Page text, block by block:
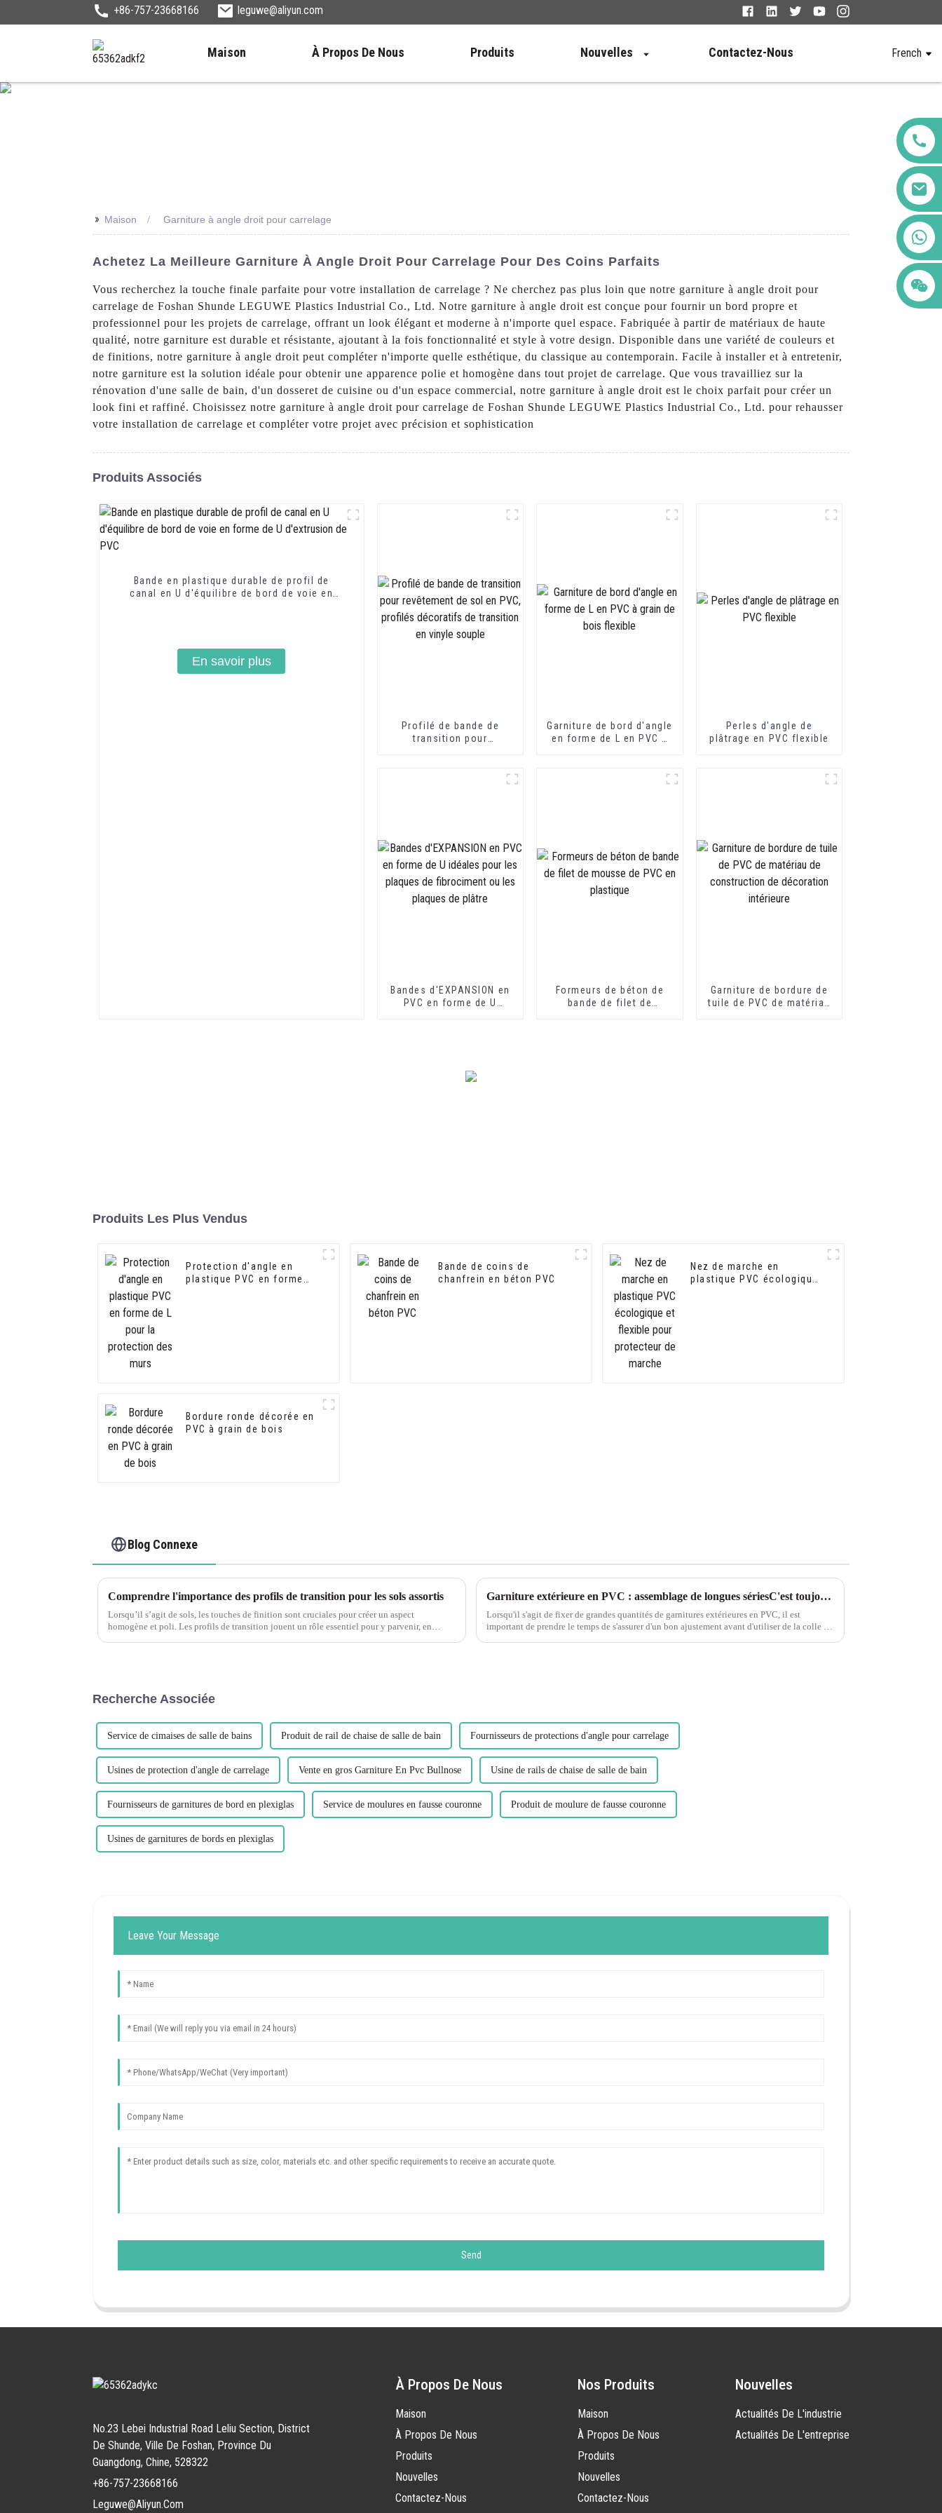
+86-757-23668166 leguwe@aliyun.com
Maison À Propos De Nous Produits Nouvelles Contactez-Nous French
+86 123456789122
>> Maison Garniture à angle droit pour carrelage
Achetez La Meilleure Garniture À Angle Droit Pour Carrelage Pour Des Coins Parfaits
Vous recherchez la touche finale parfaite pour votre installation de carrelage ? Ne cherchez pas plus loin que notre garniture à angle droit pour
carrelage de Foshan Shunde LEGUWE Plastics Industrial Co., Ltd. Notre garniture à angle droit est conçue pour fournir un bord propre et
professionnel pour les projets de carrelage, offrant un look élégant et moderne à n'importe quel espace. Fabriquée à partir de matériaux de haute
qualité, notre garniture est durable et résistante, ajoutant à la fois fonctionnalité et style à votre design. Disponible dans une variété de couleurs et
de finitions, notre garniture à angle droit peut compléter n'importe quelle esthétique, du classique au contemporain. Facile à installer et à entretenir,
notre garniture est la solution idéale pour obtenir une apparence polie et homogène dans tout projet de carrelage. Que vous travailliez sur la
rénovation d'une salle de bain, d'un dosseret de cuisine ou d'un espace commercial, notre garniture à angle droit est le choix parfait pour créer un
look fini et raffiné. Choisissez notre garniture à angle droit pour carrelage de Foshan Shunde LEGUWE Plastics Industrial Co., Ltd. pour rehausser
votre installation de carrelage et compléter votre projet avec précision et sophistication
Produits Associés
Bande en plastique durable de profil de
canal en U d'équilibre de bord de voie en
En savoir plus
Profilé de bande de
transition pour
Garniture de bord d'angle
en forme de L en PVC à
Perles d'angle de
plâtrage en PVC flexible
Bandes d'EXPANSION en
PVC en forme de U
Formeurs de béton de
bande de filet de
Garniture de bordure de
tuile de PVC de matériau
Produits Les Plus Vendus
Protection d'angle en
plastique PVC en forme
Bande de coins de
chanfrein en béton PVC
Nez de marche en
plastique PVC écologique
Bordure ronde décorée en
PVC à grain de bois
Blog Connexe
Comprendre l'importance des profils de transition pour les sols assortis
Lorsqu’il s’agit de sols, les touches de finition sont cruciales pour créer un aspect
homogène et poli. Les profils de transition jouent un rôle essentiel pour y parvenir, en
Garniture extérieure en PVC : assemblage de longues sériesC'est toujours une bonne idée d'ajuster vos pièces à sec pour voir si vous avez un bon ajustement avant d'appliquer de la colle ou des attaches.
Lorsqu'il s'agit de fixer de grandes quantités de garnitures extérieures en PVC, il est
important de prendre le temps de s'assurer d'un bon ajustement avant d'utiliser de la colle ou
Recherche Associée
Service de cimaises de salle de bains Produit de rail de chaise de salle de bain Fournisseurs de protections d'angle pour carrelage
Usines de protection d'angle de carrelage Vente en gros Garniture En Pvc Bullnose Usine de rails de chaise de salle de bain
Fournisseurs de garnitures de bord en plexiglas Service de moulures en fausse couronne Produit de moulure de fausse couronne
Usines de garnitures de bords en plexiglas
Leave Your Message
Send
No.23 Lebei Industrial Road Leliu Section, District
De Shunde, Ville De Foshan, Province Du
Guangdong, Chine, 528322
+86-757-23668166
Leguwe@aliyun.com
À Propos De Nous
Maison
À Propos De Nous
Produits
Nouvelles
Contactez-Nous
Nos Produits
Maison
À Propos De Nous
Produits
Nouvelles
Contactez-Nous
Nouvelles
Actualités De L'industrie
Actualités De L'entreprise